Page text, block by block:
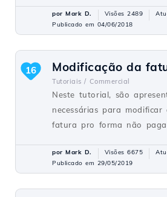
por Mark D. Visões 2489
Publicado em 04/06/2018
Modificação da
Tutoriais / Commercial
Neste tutorial, são
necessárias para
fatura pro forma não
16
por Mark D. Visões 6675
Publicado em 29/05/2019